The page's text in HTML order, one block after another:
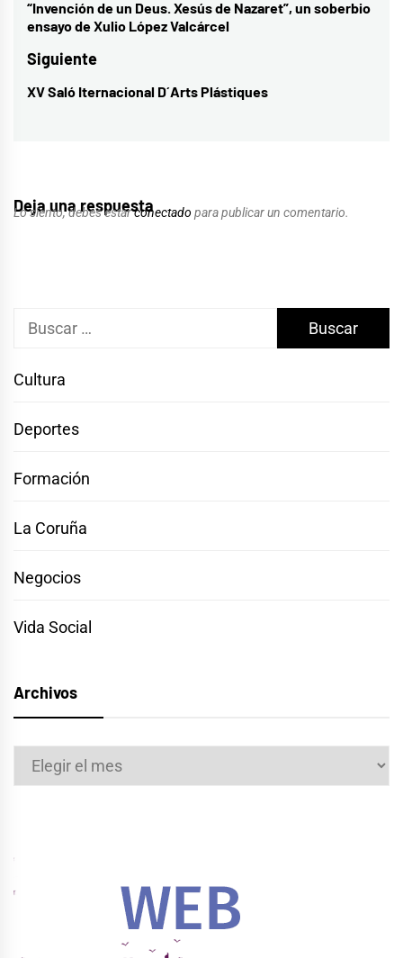
de
entradas
Entrada
anterior:
“Invención de un Deus. Xesús de Nazaret”, un soberbio
ensayo de Xulio López Valcárcel
Siguiente
Entrada
XV Saló Iternacional D´Arts Plástiques
Deja una respuesta
Lo siento, debes estarconectado para publicar un comentario.
Buscar:
Cultura
Deportes
Formación
La Coruña
Negocios
Vida Social
Archivos
Archivos